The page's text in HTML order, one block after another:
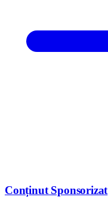
Conținut Sponsorizat